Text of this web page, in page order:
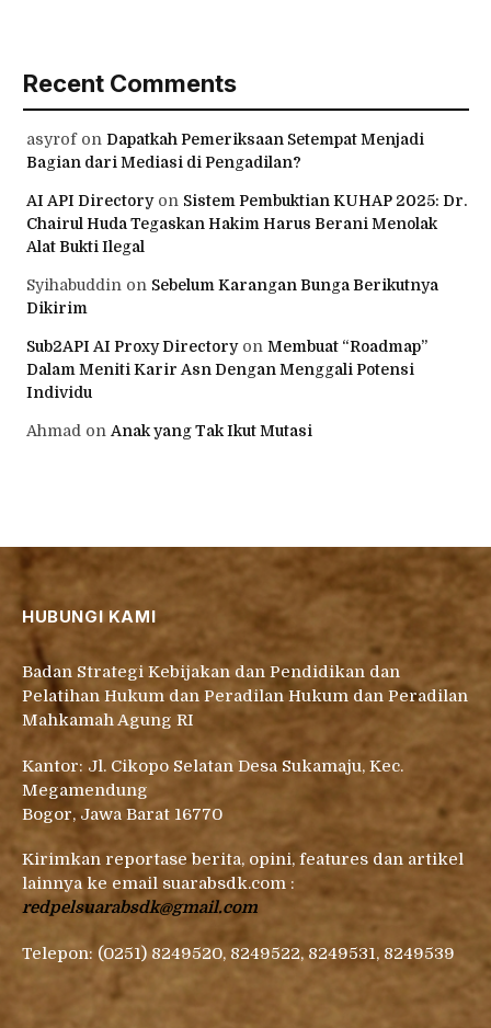
Recent Comments
asyrofon Dapatkah Pemeriksaan Setempat Menjadi
Bagian dari Mediasi di Pengadilan?
AI API Directoryon Sistem Pembuktian KUHAP 2025: Dr.
Chairul Huda Tegaskan Hakim Harus Berani Menolak
Alat Bukti Ilegal
Syihabuddin on Sebelum Karangan Bunga Berikutnya
Dikirim
Sub2API AI Proxy Directoryon Membuat “Roadmap”
Dalam Meniti Karir Asn Dengan Menggali Potensi
Individu
Ahmad on Anak yang Tak Ikut Mutasi
HUBUNGI KAMI
Badan Strategi Kebijakan dan Pendidikan dan
Pelatihan Hukum dan Peradilan Hukum dan Peradilan
Mahkamah Agung RI
Kantor: Jl. Cikopo Selatan Desa Sukamaju, Kec.
Megamendung
Bogor, Jawa Barat 16770
Kirimkan reportase berita, opini, features dan artikel
lainnya ke email suarabsdk.com :
redpelsuarabsdk@gmail.com
Telepon: (0251) 8249520, 8249522, 8249531, 8249539